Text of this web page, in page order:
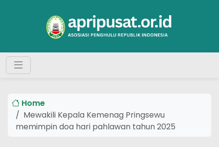
Home
Mewakili Kepala Kemenag Pringsewu
memimpin doa hari pahlawan tahun 2025